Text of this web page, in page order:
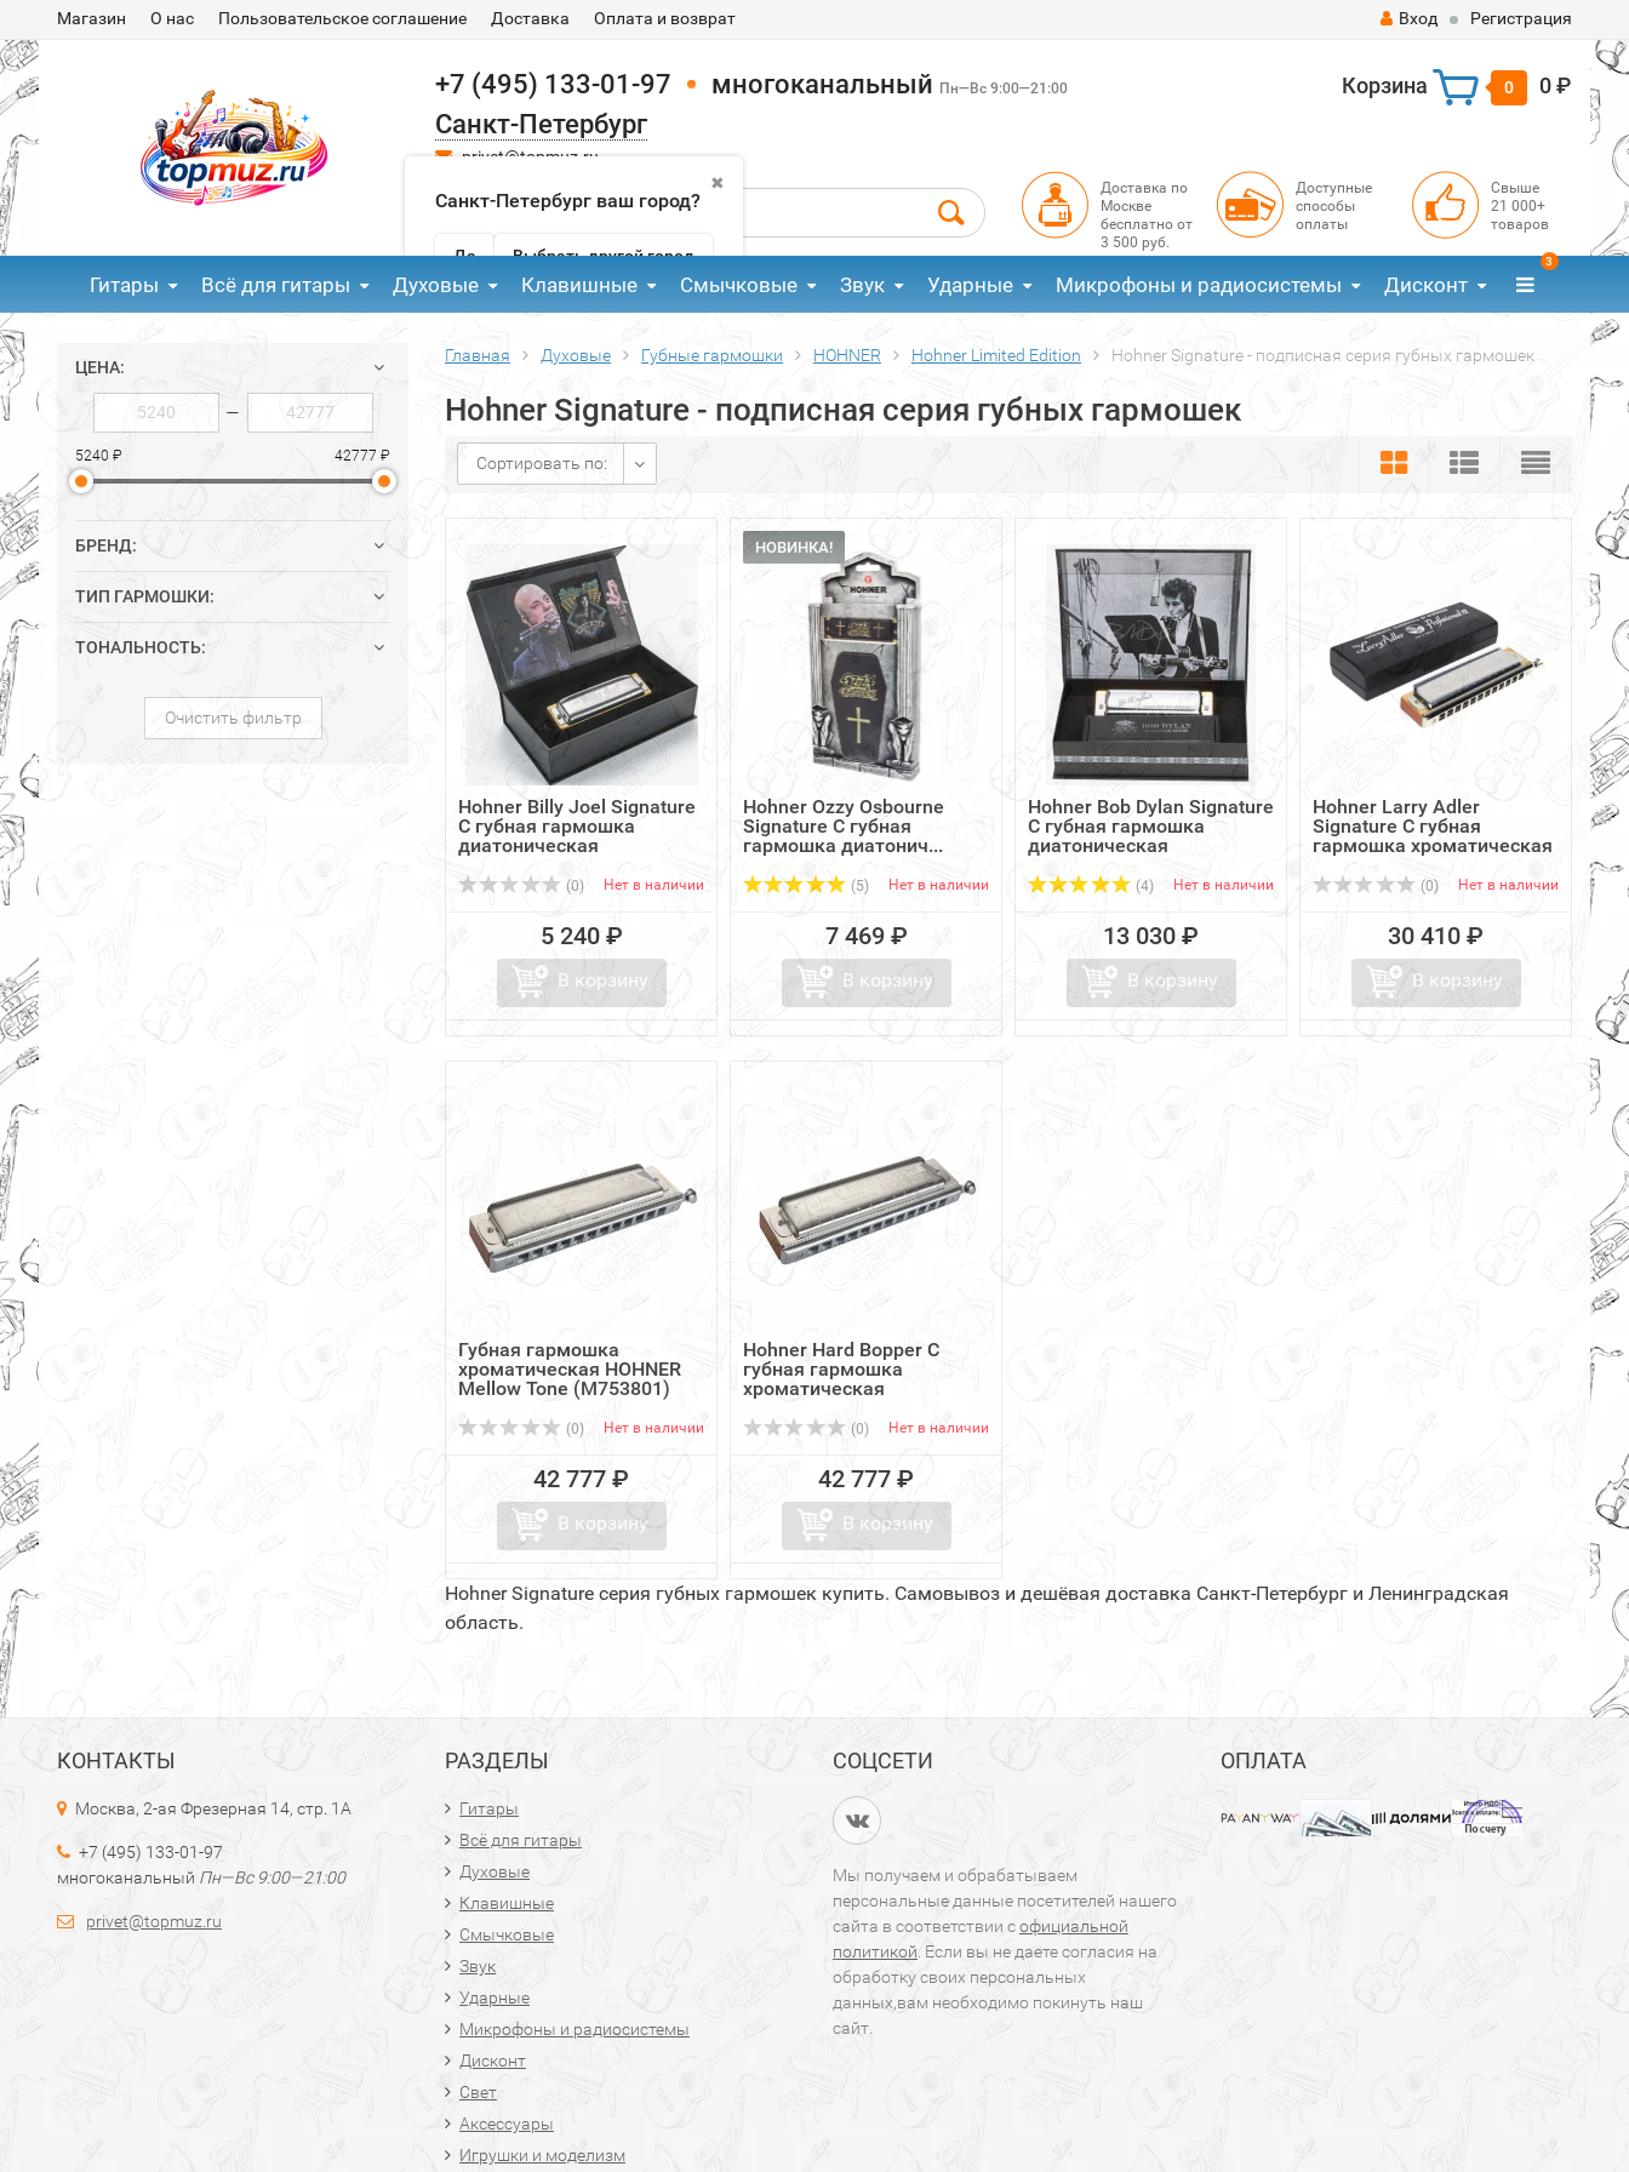
Магазин О нас Пользовательское соглашение Доставка Оплата и возврат Вход Регистрация
+7 (495) 133-01-97 многоканальный Пн—Вс 9:00—21:00
Санкт-Петербург
✖
Санкт-Петербург ваш город?
Да Выбрать другой город
privet@topmuz.ru
Корзина 0 0 ₽
Доставка по
Москве
бесплатно от
3 500 руб.
Доступные
способы
оплаты
Свыше
21 000+
товаров
Гитары Всё для гитары Духовые Клавишные Смычковые Звук Ударные Микрофоны и радиосистемы Дисконт
3
ЦЕНА:
—
5240 ₽ 42777 ₽
БРЕНД:
ТИП ГАРМОШКИ:
ТОНАЛЬНОСТЬ:
Очистить фильтр
Главная Духовые Губные гармошки HOHNER Hohner Limited Edition Hohner Signature - подписная серия губных гармошек
Hohner Signature - подписная серия губных гармошек
Сортировать по:
Hohner Billy Joel Signature
C губная гармошка
диатоническая
(0) Нет в наличии
5 240 ₽
В корзину
НОВИНКА!
Hohner Ozzy Osbourne
Signature C губная
гармошка диатонич...
(5) Нет в наличии
7 469 ₽
В корзину
Hohner Bob Dylan Signature
C губная гармошка
диатоническая
(4) Нет в наличии
13 030 ₽
В корзину
Hohner Larry Adler
Signature C губная
гармошка хроматическая
(0) Нет в наличии
30 410 ₽
В корзину
Губная гармошка
хроматическая HOHNER
Mellow Tone (M753801)
(0) Нет в наличии
42 777 ₽
В корзину
Hohner Hard Bopper C
губная гармошка
хроматическая
(0) Нет в наличии
42 777 ₽
В корзину
Hohner Signature серия губных гармошек купить. Самовывоз и дешёвая доставка Санкт-Петербург и Ленинградская
область.
КОНТАКТЫ
Москва, 2-ая Фрезерная 14, стр. 1А
+7 (495) 133-01-97
многоканальный Пн—Вс 9:00—21:00
privet@topmuz.ru
РАЗДЕЛЫ
Гитары
Всё для гитары
Духовые
Клавишные
Смычковые
Звук
Ударные
Микрофоны и радиосистемы
Дисконт
Свет
Аксессуары
Игрушки и моделизм
СОЦСЕТИ
Мы получаем и обрабатываем
персональные данные посетителей нашего
сайта в соответствии софициальной
политикой . Если вы не даете согласия на
обработку своих персональных
данных,вам необходимо покинуть наш
сайт.
ОПЛАТА